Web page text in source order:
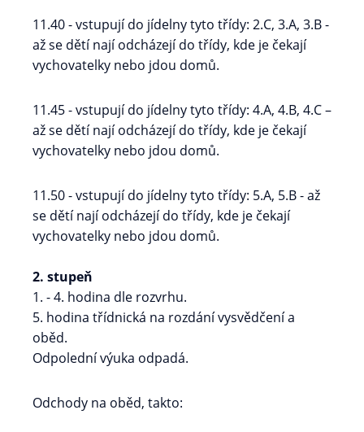
11.40 - vstupují do jídelny tyto třídy: 2.C, 3.A, 3.B -
až se dětí nají odcházejí do třídy, kde je čekají
vychovatelky nebo jdou domů.
11.45 - vstupují do jídelny tyto třídy: 4.A, 4.B, 4.C –
až se dětí nají odcházejí do třídy, kde je čekají
vychovatelky nebo jdou domů.
11.50 - vstupují do jídelny tyto třídy: 5.A, 5.B - až
se dětí nají odcházejí do třídy, kde je čekají
vychovatelky nebo jdou domů.
2. stupeň
1. - 4. hodina dle rozvrhu.
5. hodina třídnická na rozdání vysvědčení a
oběd.
Odpolední výuka odpadá.
Odchody na oběd, takto: